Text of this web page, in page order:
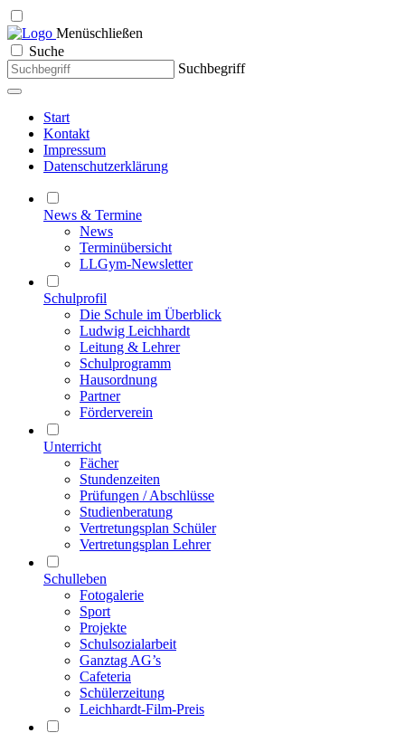
Menüschließen
Suche
Suchbegriff
Start
Kontakt
Impressum
Datenschutzerklärung
News & Termine
News
Terminübersicht
LLGym-Newsletter
Schulprofil
Die Schule im Überblick
Ludwig Leichhardt
Leitung & Lehrer
Schulprogramm
Hausordnung
Partner
Förderverein
Unterricht
Fächer
Stundenzeiten
Prüfungen / Abschlüsse
Studienberatung
Vertretungsplan Schüler
Vertretungsplan Lehrer
Schulleben
Fotogalerie
Sport
Projekte
Schulsozialarbeit
Ganztag AG’s
Cafeteria
Schülerzeitung
Leichhardt-Film-Preis